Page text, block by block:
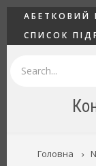
Перейти
основного
АБЕТКОВИЙ
СПИСОК
РЯДОК
Головна